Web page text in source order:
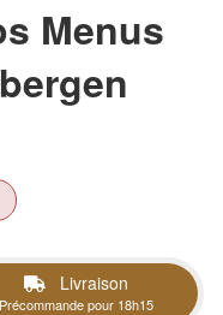
Menus
Livraison
Précommande pour 18h15